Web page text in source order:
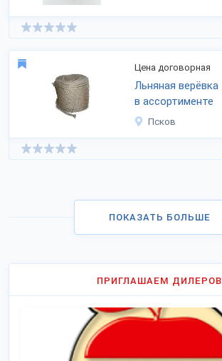
Цена договорная
Льняная верёвка
в ассортименте
Псков
ПОКАЗАТЬ БОЛЬШЕ
ПРИГЛАШАЕМ ДИЛЕРОВ